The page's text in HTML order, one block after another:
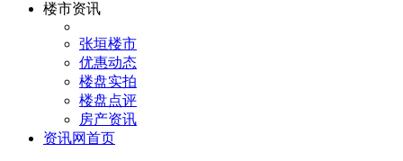
楼市资讯
张垣楼市
优惠动态
楼盘实拍
楼盘点评
房产资讯
资讯网首页